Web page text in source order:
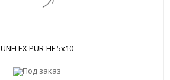
UNFLEX PUR-HF 5x10
Под заказ